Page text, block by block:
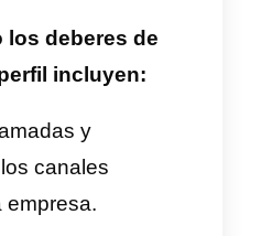
serán los
y
del
de atención al